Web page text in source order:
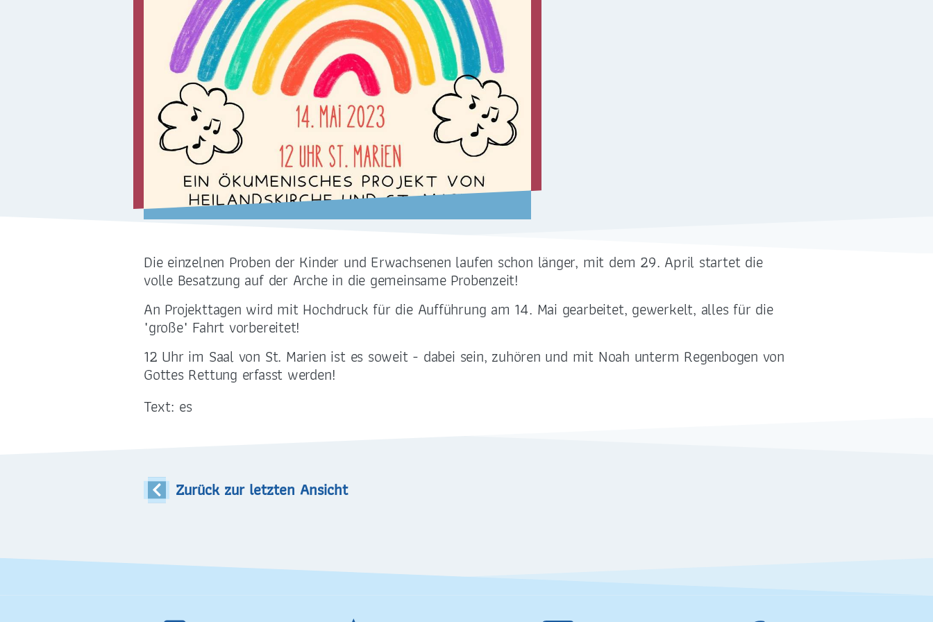
Sakramente
Kirchliche Orte
Religionsunterricht
International
Sankt Antonius . Löbtau
Sankt Paulus . Plauen
Sankt Petrus . Strehlen
ZENTRALBÜRO
0351 - 4676751
selige-maertyrer-
dresden@pfarrei-bddmei.de
ADRESSE
Bernhardstraße 42
01187 Dresden-Plauen
BANKVERBINDUNG
LIGA-Bank Dresden e.G.
DE59 7509 0300 0008
FÖRDERUNG
Die einzelnen Proben der Kinder und Erwachsenen laufen schon länger, mit dem 29. April startet die
volle Besatzung auf der Arche in die gemeinsame Probenzeit!
An Projekttagen wird mit Hochdruck für die Aufführung am 14. Mai gearbeitet, gewerkelt, alles für die
"große" Fahrt vorbereitet!
12 Uhr im Saal von St. Marien ist es soweit - dabei sein, zuhören und mit Noah unterm Regenbogen von
Gottes Rettung erfasst werden!
Text: es
Zurück zur letzten Ansicht